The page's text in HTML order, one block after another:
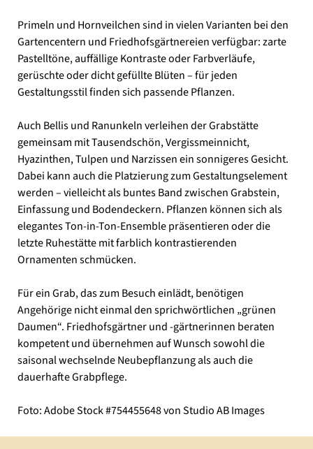
Primeln und Hornveilchen sind in vielen Varianten bei den
Gartencentern und Friedhofsgärtnereien verfügbar: zarte
Pastelltöne, auffällige Kontraste oder Farbverläufe,
gerüschte oder dicht gefüllte Blüten – für jeden
Gestaltungsstil finden sich passende Pflanzen.
Auch Bellis und Ranunkeln verleihen der Grabstätte
gemeinsam mit Tausendschön, Vergissmeinnicht,
Hyazinthen, Tulpen und Narzissen ein sonnigeres Gesicht.
Dabei kann auch die Platzierung zum Gestaltungselement
werden – vielleicht als buntes Band zwischen Grabstein,
Einfassung und Bodendeckern. Pflanzen können sich als
elegantes Ton-in-Ton-Ensemble präsentieren oder die
letzte Ruhestätte mit farblich kontrastierenden
Ornamenten schmücken.
Für ein Grab, das zum Besuch einlädt, benötigen
Angehörige nicht einmal den sprichwörtlichen „grünen
Daumen“. Friedhofsgärtner und -gärtnerinnen beraten
kompetent und übernehmen auf Wunsch sowohl die
saisonal wechselnde Neubepflanzung als auch die
dauerhafte Grabpflege.
Foto: Adobe Stock #754455648 von Studio AB Images